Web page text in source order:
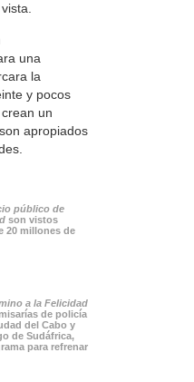
una
la
y pocos
un
apropiados
público de
son vistos
20 millones de
a la Felicidad
de policía
del Cabo y
de Sudáfrica,
para refrenar